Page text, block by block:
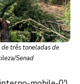
três toneladas de
Senad